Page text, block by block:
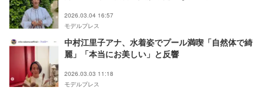
2026.03.04 16:57
モデルプレス
中村江里子アナ、水着姿でプール満喫「自然体で綺
麗」「本当にお美しい」と反響
2026.03.03 11:18
モデルプレス